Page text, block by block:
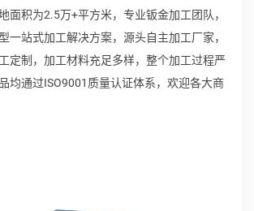
面积为2.5万+平方米，专业钣金加工团队，
一站式加工解决方案，源头自主加工厂家，
定制，加工材料充足多样，整个加工过程严
均通过ISO9001质量认证体系，欢迎各大商